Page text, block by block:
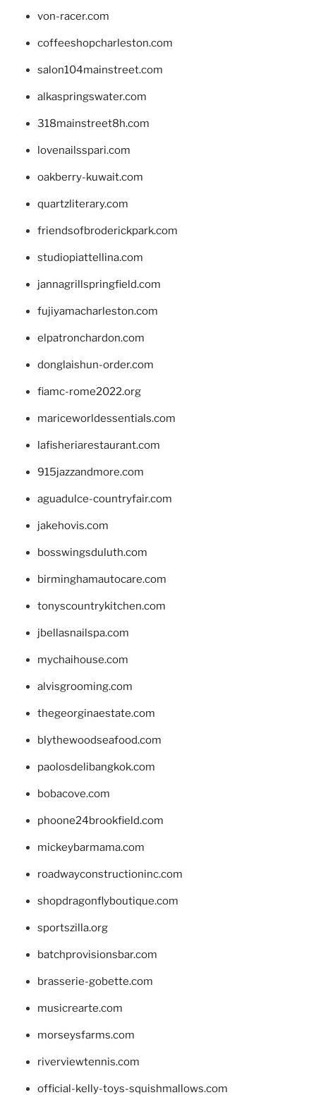
von-racer.com
coffeeshopcharleston.com
salon104mainstreet.com
alkaspringswater.com
318mainstreet8h.com
lovenailsspari.com
oakberry-kuwait.com
quartzliterary.com
friendsofbroderickpark.com
studiopiattellina.com
jannagrillspringfield.com
fujiyamacharleston.com
elpatronchardon.com
donglaishun-order.com
fiamc-rome2022.org
mariceworldessentials.com
lafisheriarestaurant.com
915jazzandmore.com
aguadulce-countryfair.com
jakehovis.com
bosswingsduluth.com
birminghamautocare.com
tonyscountrykitchen.com
jbellasnailspa.com
mychaihouse.com
alvisgrooming.com
thegeorginaestate.com
blythewoodseafood.com
paolosdelibangkok.com
bobacove.com
phoone24brookfield.com
mickeybarmama.com
roadwayconstructioninc.com
shopdragonflyboutique.com
sportszilla.org
batchprovisionsbar.com
brasserie-gobette.com
musicrearte.com
morseysfarms.com
riverviewtennis.com
official-kelly-toys-squishmallows.com